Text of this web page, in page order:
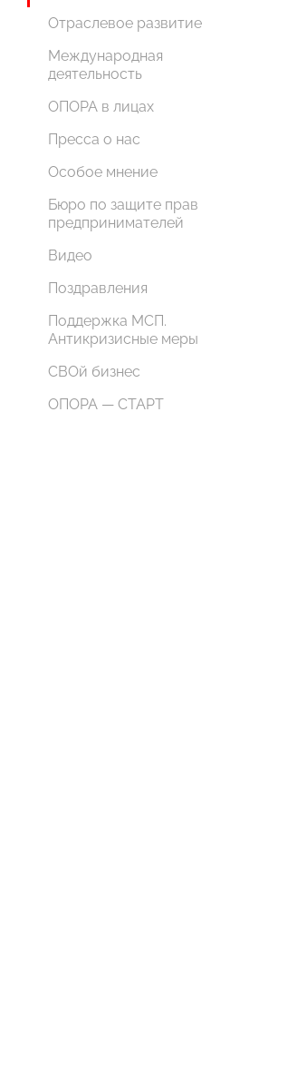
Отраслевое развитие
Международная
деятельность
ОПОРА в лицах
Пресса о нас
Особое мнение
Бюро по защите прав
предпринимателей
Видео
Поздравления
Поддержка МСП.
Антикризисные меры
СВОй бизнес
ОПОРА — СТАРТ